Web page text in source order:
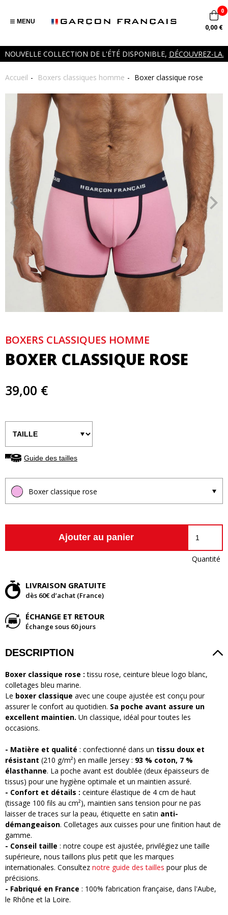
NOUVELLE COLLECTION DE L'ÉTÉ DISPONIBLE, DÉCOUVREZ-LA.
MENU
0
0,00 €
Accueil Boxers classiques homme Boxer classique rose
BOXERS CLASSIQUES HOMME
BOXER CLASSIQUE ROSE
39,00 €
Guide des tailles
Boxer classique rose
Ajouter au panier
Quantité
LIVRAISON GRATUITE
dès 60€ d’achat (France)
ÉCHANGE ET RETOUR
Échange sous 60 jours
DESCRIPTION
Boxer classique rose :tissu rose, ceinture bleue logo blanc,
colletages bleu marine.
Le boxer classique avec une coupe ajustée est conçu pour
assurer le confort au quotidien. Sa poche avant assure un
excellent maintien. Un classique, idéal pour toutes les
occasions.
- Matière et qualité : confectionné dans un tissu doux et
résistant (210 g/m²) en maille Jersey : 93 % coton, 7 %
élasthanne. La poche avant est doublée (deux épaisseurs de
tissus) pour une hygiène optimale et un maintien assuré.
- Confort et détails : ceinture élastique de 4 cm de haut
(tissage 100 fils au cm²), maintien sans tension pour ne pas
laisser de traces sur la peau, étiquette en satin anti-
démangeaison. Colletages aux cuisses pour une finition haut de
gamme.
- Conseil taille : notre coupe est ajustée, privilégiez une taille
supérieure, nous taillons plus petit que les marques
internationales. Consultez notre guide des tailles pour plus de
précisions.
- Fabriqué en France : 100% fabrication française, dans l'Aube,
le Rhône et la Loire.